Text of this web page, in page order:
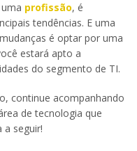
profissão, é
tendências. E uma
é optar por uma
estará apto a
do segmento de TI.
continue acompanhando
de tecnologia que
a seguir!